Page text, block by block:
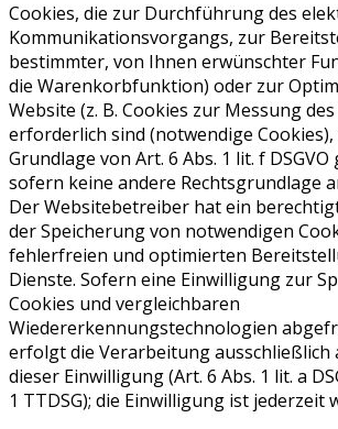
Cookies, die zur Durchführung des
Kommunikationsvorgangs, zur
bestimmter, von Ihnen erwünschter
die Warenkorbfunktion) oder zur
Website (z. B. Cookies zur Messung
erforderlich sind (notwendige
Grundlage von Art. 6 Abs. 1 lit. f
sofern keine andere Rechtsgrundlage
Der Websitebetreiber hat ein
der Speicherung von notwendigen
fehlerfreien und optimierten
Dienste. Sofern eine Einwilligung zur
Cookies und vergleichbaren
Wiedererkennungstechnologien
erfolgt die Verarbeitung ausschließlich
dieser Einwilligung (Art. 6 Abs. 1 lit. a
1 TTDSG); die Einwilligung ist jederzeit